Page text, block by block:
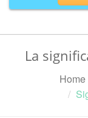
La
Home